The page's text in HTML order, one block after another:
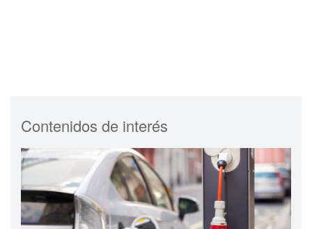
Contenidos de interés